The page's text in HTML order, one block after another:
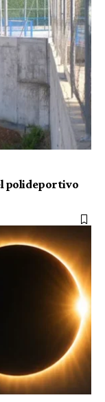
polideportivo